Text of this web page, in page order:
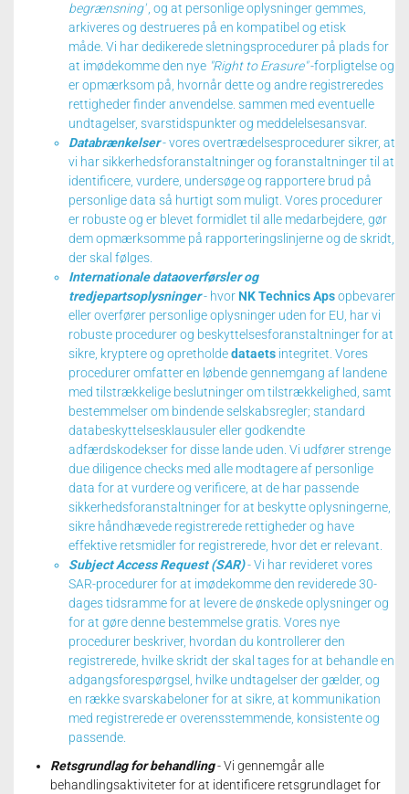
begrænsning'
, og at personlige oplysninger gemmes,
arkiveres og destrueres på en kompatibel og etisk
måde. Vi har dedikerede sletningsprocedurer på plads for
at imødekomme den nye "Right to Erasure"-forpligtelse og
er opmærksom på, hvornår dette og andre registreredes
rettigheder finder anvendelse. sammen med eventuelle
undtagelser, svarstidspunkter og meddelelsesansvar.
Databrænkelser- vores overtrædelsesprocedurer sikrer, at
vi har sikkerhedsforanstaltninger og foranstaltninger til at
identificere, vurdere, undersøge og rapportere brud på
personlige data så hurtigt som muligt. Vores procedurer
er robuste og er blevet formidlet til alle medarbejdere, gør
dem opmærksomme på rapporteringslinjerne og de skridt,
der skal følges.
Internationale dataoverførsler og
tredjepartsoplysninger- hvor NK Technics Apsopbevarer
eller overfører personlige oplysninger uden for EU, har vi
robuste procedurer og beskyttelsesforanstaltninger for at
sikre, kryptere og opretholdedataets integritet. Vores
procedurer omfatter en løbende gennemgang af landene
med tilstrækkelige beslutninger om tilstrækkelighed, samt
bestemmelser om bindende selskabsregler; standard
databeskyttelsesklausuler eller godkendte
adfærdskodekser for disse lande uden. Vi udfører strenge
due diligence checks med alle modtagere af personlige
data for at vurdere og verificere, at de har passende
sikkerhedsforanstaltninger for at beskytte oplysningerne,
sikre håndhævede registrerede rettigheder og have
effektive retsmidler for registrerede, hvor det er relevant.
Subject Access Request (SAR)- Vi har revideret vores
SAR-procedurer for at imødekomme den reviderede 30-
dages tidsramme for at levere de ønskede oplysninger og
for at gøre denne bestemmelse gratis. Vores nye
procedurer beskriver, hvordan du kontrollerer den
registrerede, hvilke skridt der skal tages for at behandle en
adgangsforespørgsel, hvilke undtagelser der gælder, og
en række svarskabeloner for at sikre, at kommunikation
med registrerede er overensstemmende, konsistente og
passende.
Retsgrundlag for behandling- Vi gennemgår alle
behandlingsaktiviteter for at identificere retsgrundlaget for